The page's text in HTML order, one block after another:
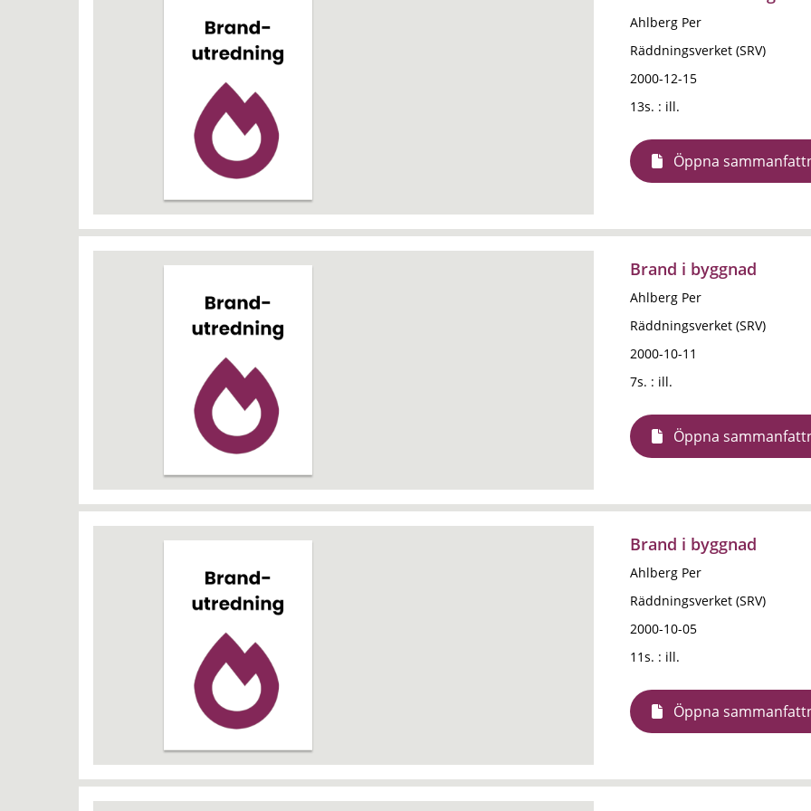
Ahlberg Per
Räddningsverket (SRV)
2000-12-15
13s. : ill.
Öppna
Brand i byggnad
Ahlberg Per
Räddningsverket (SRV)
2000-10-11
7s. : ill.
Öppna
Brand i byggnad
Ahlberg Per
Räddningsverket (SRV)
2000-10-05
11s. : ill.
Öppna